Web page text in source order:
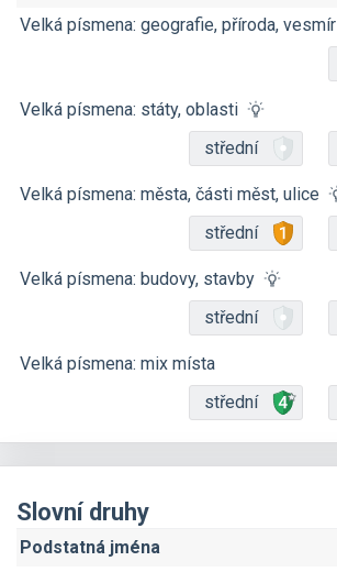
Velká písmena: geografie, příroda, vesmír
Velká písmena: státy, oblasti
střední
Velká písmena: města, části měst, ulice
střední
Velká písmena: budovy, stavby
střední
Velká písmena: mix místa
střední
Slovní druhy
Podstatná jména